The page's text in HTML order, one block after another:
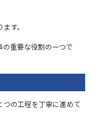
す。
の重要な役割の一つで
つの工程を丁寧に進めて